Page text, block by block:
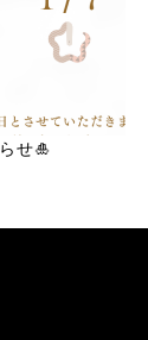
せ🎍